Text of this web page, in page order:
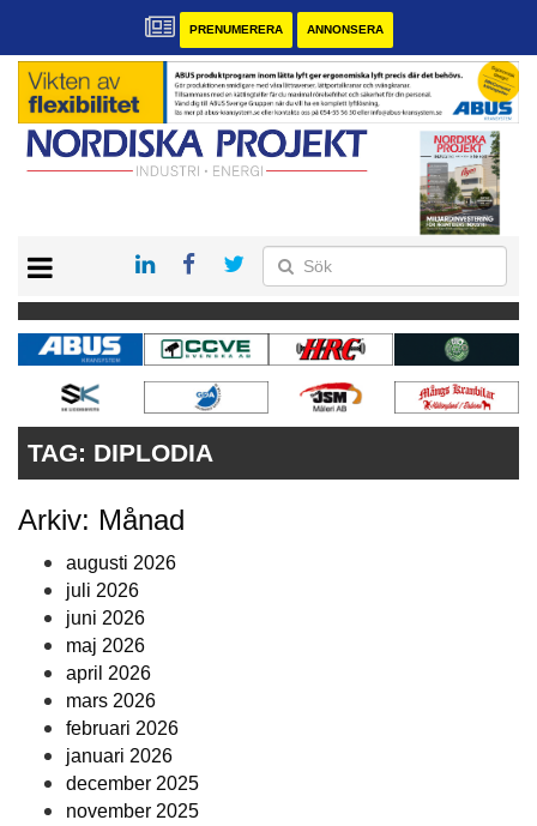
PRENUMERERA ANNONSERA
KONTAKT
VÅRA ANDRA MAGASIN
PRENUMERERA
ANNONSERA
TAG: DIPLODIA
Arkiv: Månad
augusti 2026
juli 2026
juni 2026
maj 2026
april 2026
mars 2026
februari 2026
januari 2026
december 2025
november 2025